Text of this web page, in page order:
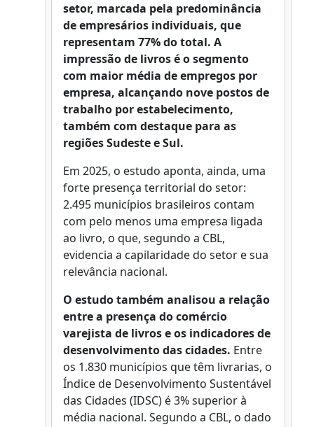
setor, marcada pela predominância
de empresários individuais, que
representam 77% do total. A
impressão de livros é o segmento
com maior média de empregos por
empresa, alcançando nove postos de
trabalho por estabelecimento,
também com destaque para as
regiões Sudeste e Sul.
Em 2025, o estudo aponta, ainda, uma
forte presença territorial do setor:
2.495 municípios brasileiros contam
com pelo menos uma empresa ligada
ao livro, o que, segundo a CBL,
evidencia a capilaridade do setor e sua
relevância nacional.
O estudo também analisou a relação
entre a presença do comércio
varejista de livros e os indicadores de
desenvolvimento das cidades. Entre
os 1.830 municípios que têm livrarias, o
Índice de Desenvolvimento Sustentável
das Cidades (IDSC) é 3% superior à
média nacional. Segundo a CBL, o dado